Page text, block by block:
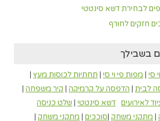
חזקים לחורף
בשבילך
סי מפות פי וי סי תחתיות לכוסות מעץ
לבית
הדפסה על קרמיקה קיר משפחה
לאירועים דשא סינטטי
שלט כניסה
מתקני משחק סוככים מתקני משחק